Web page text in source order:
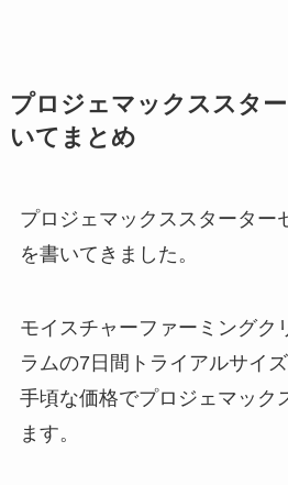
プロジェマックススタ
いてまとめ
プロジェマックススターター
を書いてきました。
モイスチャーファーミングク
ラムの7日間トライアルサイ
手頃な価格でプロジェマック
ます。